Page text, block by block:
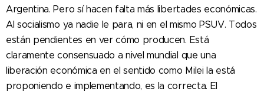
Argentina. Pero sí hacen falta más libertades económicas.
Al socialismo ya nadie le para, ni en el mismo PSUV. Todos
están pendientes en ver cómo producen. Está
claramente consensuado a nivel mundial que una
liberación económica en el sentido como Milei la está
proponiendo e implementando, es la correcta. El